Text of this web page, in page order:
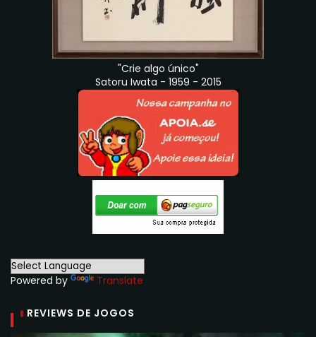
"Crie algo único"
Satoru Iwata - 1959 - 2015
Powered by Translate
REVIEWS DE JOGOS